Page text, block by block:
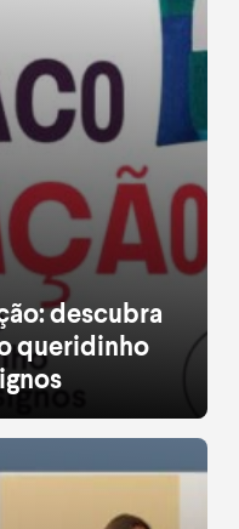
descubra
queridinho
Virgem, de Touro
único signo que
aí, porque nosso
combinam com a